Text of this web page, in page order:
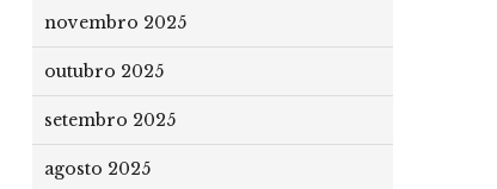
novembro 2025
outubro 2025
setembro 2025
agosto 2025